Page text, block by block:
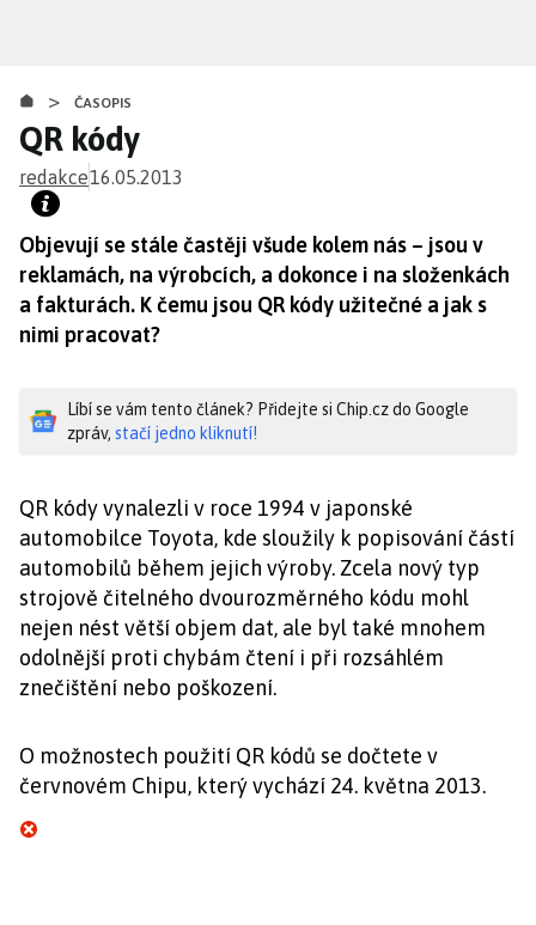
obsahu
> ČASOPIS
QR kódy
redakce16.05.2013
Objevují se stále častěji všude kolem nás – jsou v
reklamách, na výrobcích, a dokonce i na složenkách
a fakturách. K čemu jsou QR kódy užitečné a jak s
nimi pracovat?
Líbí se vám tento článek? Přidejte si Chip.cz do Google
zpráv, stačí jedno kliknutí!
QR kódy vynalezli v roce 1994 v japonské
automobilce Toyota, kde sloužily k popisování částí
automobilů během jejich výroby. Zcela nový typ
strojově čitelného dvourozměrného kódu mohl
nejen nést větší objem dat, ale byl také mnohem
odolnější proti chybám čtení i při rozsáhlém
znečištění nebo poškození.
O možnostech použití QR kódů se dočtete v
červnovém Chipu, který vychází 24. května 2013.